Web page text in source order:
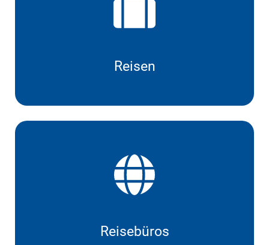
Reisen
Reisebüros